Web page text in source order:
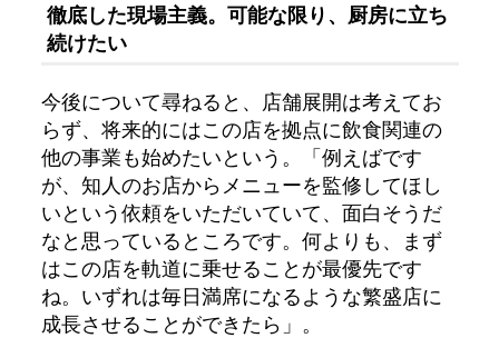
徹底した現場主義。可能な限り、厨房に立ち
続けたい
今後について尋ねると、店舗展開は考えてお
らず、将来的にはこの店を拠点に飲食関連の
他の事業も始めたいという。「例えばです
が、知人のお店からメニューを監修してほし
いという依頼をいただいていて、面白そうだ
なと思っているところです。何よりも、まず
はこの店を軌道に乗せることが最優先です
ね。いずれは毎日満席になるような繁盛店に
成長させることができたら」。